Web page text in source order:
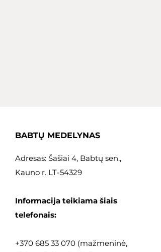
BABTŲ MEDELYNAS
Adresas: Šašiai 4, Babtų sen.,
Kauno r. LT-54329
Informacija teikiama šiais
telefonais:
+370 685 33 070 (mažmeninė,